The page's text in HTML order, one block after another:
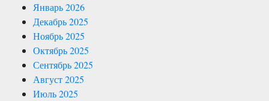
Январь 2026
Декабрь 2025
Ноябрь 2025
Октябрь 2025
Сентябрь 2025
Август 2025
Июль 2025